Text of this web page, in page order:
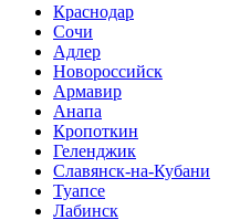
Краснодар
Сочи
Адлер
Новороссийск
Армавир
Анапа
Кропоткин
Геленджик
Славянск-на-Кубани
Туапсе
Лабинск